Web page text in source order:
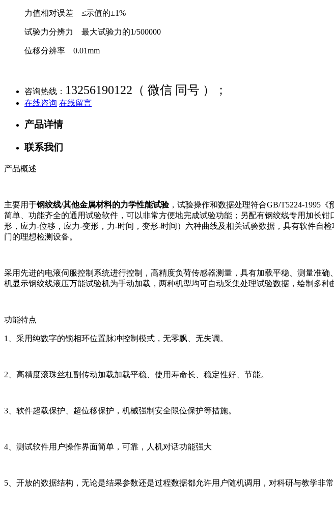
力值相对误差 ≤示值的±1%
试验力分辨力 最大试验力的1/500000
位移分辨率 0.01mm
咨询热线： 13256190122（ 微信 同号 ）；
在线咨询 在线留言
产品详情
联系我们
产品概述
主要用于钢绞线/其他金属材料的力学性能试验，试验操作和数据处理符合GB/T5224-1995
简单、功能齐全的通用试验软件，可以非常方便地完成试验功能；另配有钢绞线专用加长
形，应力-位移，应力-变形，力-时间，变形-时间）六种曲线及相关试验数据，具有软件自
门的理想检测设备。
采用先进的电液伺服控制系统进行控制，高精度负荷传感器测量，具有加载平稳、测量准
机显示钢绞线液压万能试验机为手动加载，两种机型均可自动采集处理试验数据，绘制多
功能特点
1、采用纯数字的锁相环位置脉冲控制模式，无零飘、无失调。
2、高精度滚珠丝杠副传动加载加载平稳、使用寿命长、稳定性好、节能。
3、软件超载保护、超位移保护，机械强制安全限位保护等措施。
4、测试软件用户操作界面简单，可靠，人机对话功能强大
5、开放的数据结构，无论是结果参数还是过程数据都允许用户随机调用，对科研与教学非常